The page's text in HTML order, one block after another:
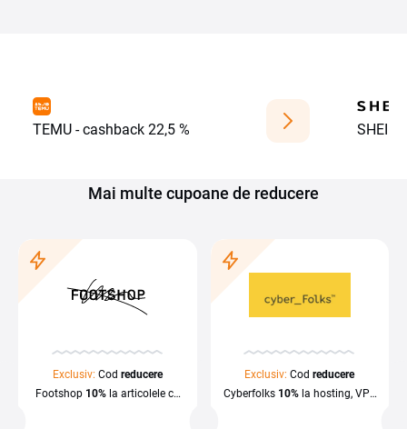
TEMU - cashback 22,5 % SHEIN
Mai multe cupoane de reducere
Exclusiv: Cod reducere
Footshop 10%la articolele cu
Exclusiv:Codreducere
Cyberfolks 10%la hosting, VPS